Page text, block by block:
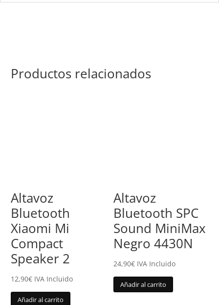
Productos relacionados
Altavoz
Bluetooth
Xiaomi Mi
Compact
Speaker 2
12,90€ IVA Incluido
Añadir al carrito
Altavoz
Bluetooth SPC
Sound MiniMax
Negro 4430N
24,90€ IVA Incluido
Añadir al carrito